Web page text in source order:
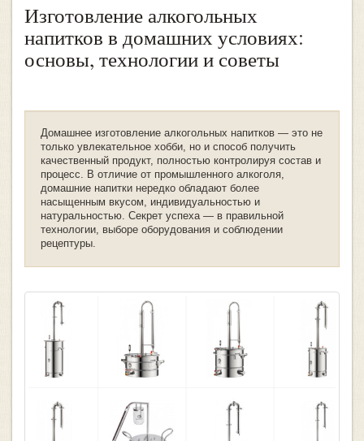
Изготовление алкогольных
напитков в домашних условиях:
основы, технологии и советы
Домашнее изготовление алкогольных напитков — это не
только увлекательное хобби, но и способ получить
качественный продукт, полностью контролируя состав и
процесс. В отличие от промышленного алкоголя,
домашние напитки нередко обладают более
насыщенным вкусом, индивидуальностью и
натуральностью. Секрет успеха — в правильной
технологии, выборе оборудования и соблюдении
рецептуры.